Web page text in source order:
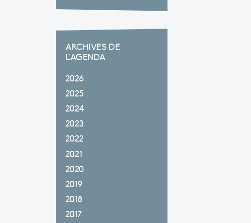
ARCHIVES DE
L'AGENDA
2026
2025
2024
2023
2022
2021
2020
2019
2018
2017